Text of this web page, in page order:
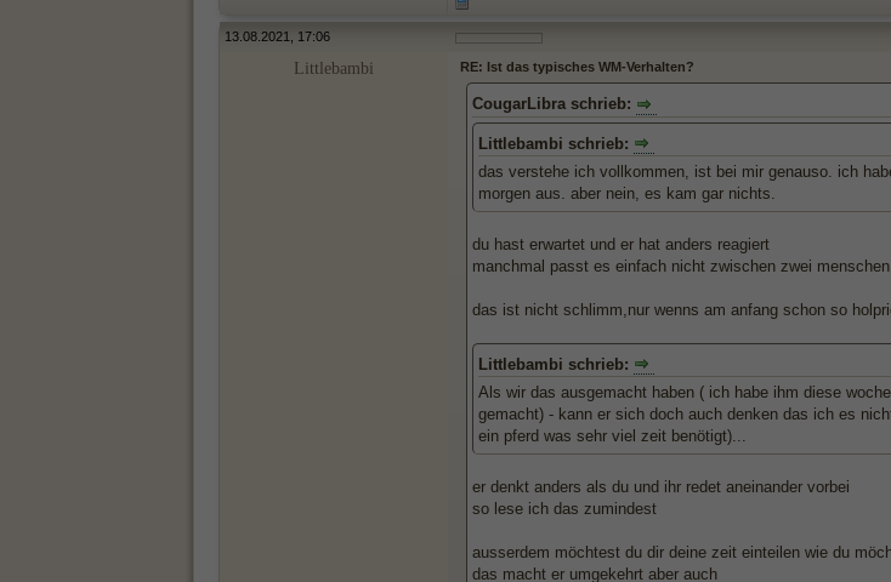
13.08.2021, 17:06
Littlebambi RE: Ist das typisches WM-Verhalten?
CougarLibra schrieb:
Littlebambi schrieb:
das verstehe ich vollkommen, ist bei mir genauso. ich
morgen aus. aber nein, es kam gar nichts.
du hast erwartet und er hat anders reagiert
manchmal passt es einfach nicht zwischen zwei
das ist nicht schlimm,nur wenns am anfang schon so
Littlebambi schrieb:
Als wir das ausgemacht haben ( ich habe ihm diese
gemacht) - kann er sich doch auch denken das ich es
ein pferd was sehr viel zeit benötigt)...
er denkt anders als du und ihr redet aneinander vorbei
so lese ich das zumindest
ausserdem möchtest du dir deine zeit einteilen wie du
das macht er umgekehrt aber auch